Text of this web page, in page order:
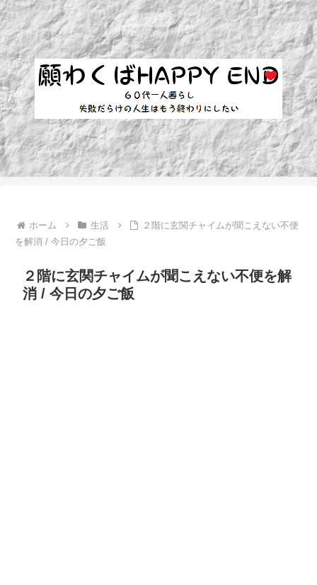
ホーム 生活
２階に玄関チャイムが聞こえない不便
を解消 / 今日の夕ご飯
２階に玄関チャイムが聞こえない不便を解
消 / 今日の夕ご飯